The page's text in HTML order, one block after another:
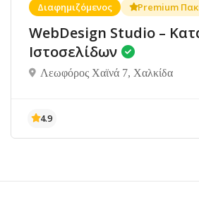
Διαφημιζόμενος Premium
WebDesign Studio –
Ιστοσελίδων
Λεωφόρος Χαϊνά 7, Χαλκίδα